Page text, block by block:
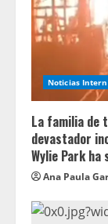
Noticias
La familia de
devastador
Wylie Park ha
Ana Paula